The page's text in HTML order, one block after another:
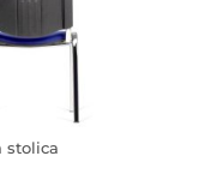
stolica